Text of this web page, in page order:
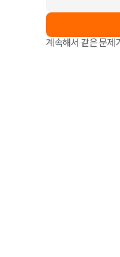
계속해서 같은 문제